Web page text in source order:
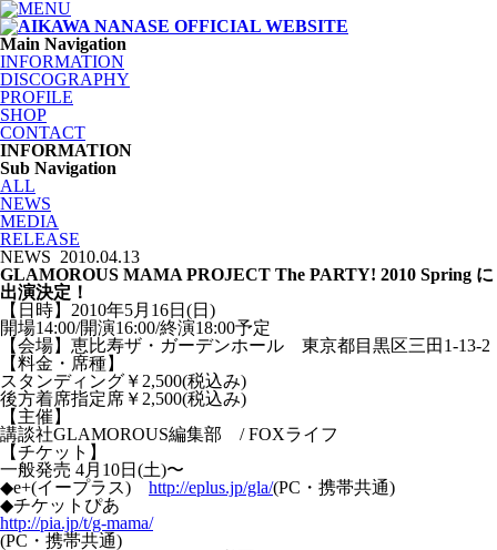
Main Navigation
INFORMATION
DISCOGRAPHY
PROFILE
SHOP
CONTACT
INFORMATION
Sub Navigation
ALL
NEWS
MEDIA
RELEASE
NEWS 2010.04.13
GLAMOROUS MAMA PROJECT The PARTY! 2010 Spring に
出演決定！
【日時】2010年5月16日(日)
開場14:00/開演16:00/終演18:00予定
【会場】恵比寿ザ・ガーデンホール 東京都目黒区三田1-13-2
【料金・席種】
スタンディング￥2,500(税込み)
後方着席指定席￥2,500(税込み)
【主催】
講談社GLAMOROUS編集部 / FOXライフ
【チケット】
一般発売 4月10日(土)〜
◆e+(イープラス) http://eplus.jp/gla/(PC・携帯共通)
◆チケットぴあ
http://pia.jp/t/g-mama/
(PC・携帯共通)